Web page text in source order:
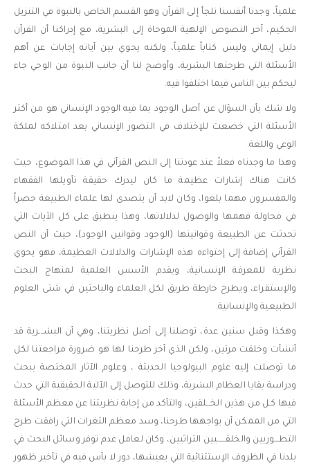
علمياً، وجدنا أنفسنا نلجأ إلى القرآن وهو القسم الخاص بالنبوة في التنزيل
الحكيم، آخر النصوص الإلهية الموحاة إلى البشرية، مع إدراكنا أن القرآن
دليل إيماني وليس كتاباً علمياً، ولكنه يحوي بين آياته إجابات عن أهم
الأسئلة التي طرحتها البشرية، وأوضح لنا أن جانب النبوة من الوحي جاء
ليحكم بين الناس فيما اختلفوا فيه.
ولا شك بأن السؤال عن أصل الوجود بما فيه الوجود الإنساني هو من أكثر
الأسئلة التي خضعت للإختلاف في التصور الإنساني بعد امتلاكه لملكة
الوعي واللغة.
وهذا ما وجدناه فعلاً عند عودتنا إلى النص القرآني في هذا الموضوع، حيث
كانت هناك إشارات عظيمة ما كان ليدرك حقيقة تأويلها الفقهاء
والمفسرون مهما بلغوا، وكان لابد أن يتصدى لها علماء الطبيعة حصراً
في محاولة فهمها والوصول لدلالاتها، وهذا ينطبق على كل الآيات التي
تحدثت عن الطبيعة وقوانينها (الوجود وقوانين الوجود)، حيث أن النص
القرآني إضافة إلى إحتواءه هذه الإشارات والدلالات العظيمة، فهو يحوي
نظرية للمعرفة الإنسانية، ويقدم الأسس العلمية لمنهاج البحث
والإستقراء، ويطرح خارطة طريق لكل العلماء والباحثين في شتى العلوم
الطبيعية والإنسانية.
وهكذا وقبل سنين عدة، توصلنا إلى أصل نظريتنا، وهي أن البشـــرية قد
أنشأت وخلقت مرتين، ولكن الذي أخر طرحنا لها هو ضرورة مراجعتنا لكل
ما توصلت إليه علوم البيولوجيا الحديثة ، وعلوم الآثار المختصة ببحث
ودراسة بقايا العظام البشرية، وذلك للتوصل إلى الآلية الحقيقية التي حدث
فيها كـل من هذين الخـــلقين، والتأكد من إجابة نظريتنا عن معظم الأسئلة
التي من الممكن أن يواجهها طرحنا، وسد معظم الثغرات التي رافقت طرح
التطـــوريين والخلقــــــيين التراثيين، وكان لعامل عدم توفر وسائل البحث في
بلدنا في الظروف الإستثنائية التي يعيشها، دور لا بأس فيه في تأخير ظهور